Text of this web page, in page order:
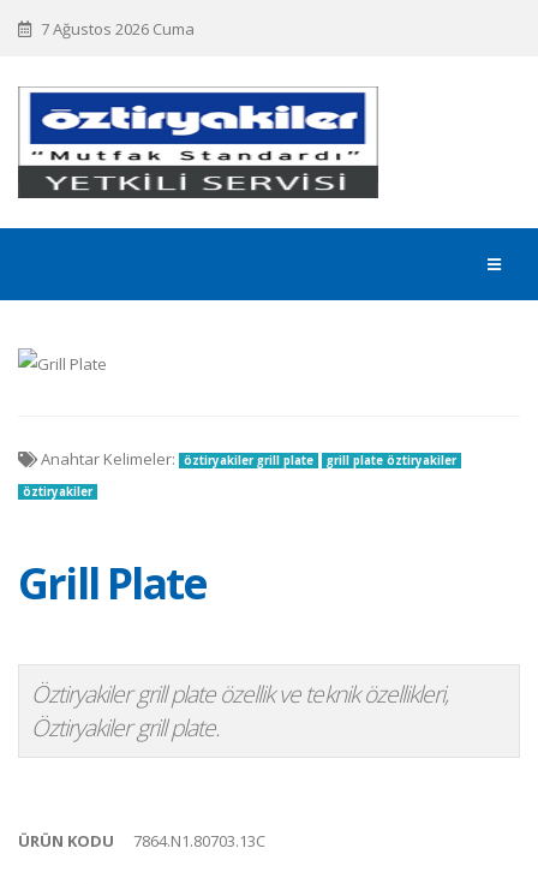
7 Ağustos 2026 Cuma
Grill Plate
Öztiryakiler grill plate özellik ve teknik özellikleri,
Öztiryakiler grill plate.
ÜRÜN KODU 7864.N1.80703.13C
Anahtar Kelimeler: öztiryakiler grill plate
grill plate öztiryakiler
öztiryakiler